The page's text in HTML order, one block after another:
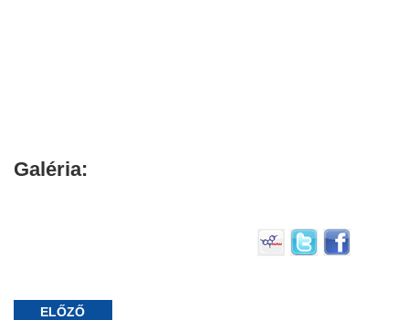
Galéria:
ELŐZŐ